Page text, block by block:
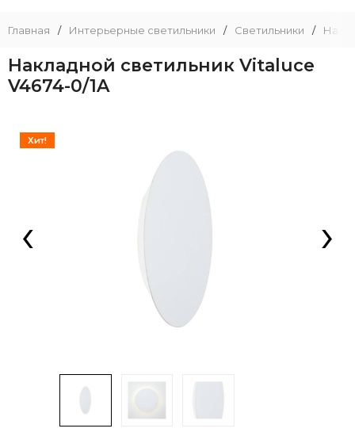
Главная / Интерьерные светильники / Светильники /
Накладной светильник Vitaluce
V4674-0/1A
Хит!
‹ ›